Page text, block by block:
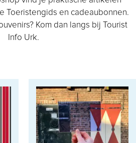
Toeristengids en cadeaubonnen.
Kom dan langs bij Tourist
Info Urk.